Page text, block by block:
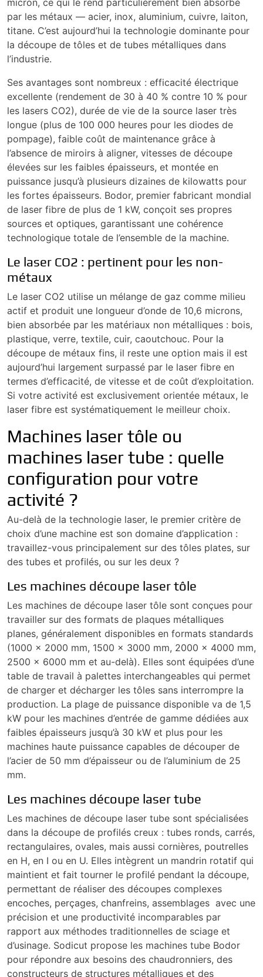
micron, ce qui le rend particulièrement bien absorbé
par les métaux — acier, inox, aluminium, cuivre, laiton,
titane. C’est aujourd’hui la technologie dominante pour
la découpe de tôles et de tubes métalliques dans
l’industrie.
Ses avantages sont nombreux : efficacité électrique
excellente (rendement de 30 à 40 % contre 10 % pour
les lasers CO2), durée de vie de la source laser très
longue (plus de 100 000 heures pour les diodes de
pompage), faible coût de maintenance grâce à
l’absence de miroirs à aligner, vitesses de découpe
élevées sur les faibles épaisseurs, et montée en
puissance jusqu’à plusieurs dizaines de kilowatts pour
les fortes épaisseurs. Bodor, premier fabricant mondial
de laser fibre de plus de 1 kW, conçoit ses propres
sources et optiques, garantissant une cohérence
technologique totale de l’ensemble de la machine.
Le laser CO2 : pertinent pour les non-
métaux
Le laser CO2 utilise un mélange de gaz comme milieu
actif et produit une longueur d’onde de 10,6 microns,
bien absorbée par les matériaux non métalliques : bois,
plastique, verre, textile, cuir, caoutchouc. Pour la
découpe de métaux fins, il reste une option mais il est
aujourd’hui largement surpassé par le laser fibre en
termes d’efficacité, de vitesse et de coût d’exploitation.
Si votre activité est exclusivement orientée métaux, le
laser fibre est systématiquement le meilleur choix.
Machines laser tôle ou
machines laser tube : quelle
configuration pour votre
activité ?
Au-delà de la technologie laser, le premier critère de
choix d’une machine est son domaine d’application :
travaillez-vous principalement sur des tôles plates, sur
des tubes et profilés, ou sur les deux ?
Les machines découpe laser tôle
Les machines de découpe laser tôle sont conçues pour
travailler sur des formats de plaques métalliques
planes, généralement disponibles en formats standards
(1000 x 2000 mm, 1500 x 3000 mm, 2000 x 4000 mm,
2500 x 6000 mm et au-delà). Elles sont équipées d’une
table de travail à palettes interchangeables qui permet
de charger et décharger les tôles sans interrompre la
production. La plage de puissance disponible va de 1,5
kW pour les machines d’entrée de gamme dédiées aux
faibles épaisseurs jusqu’à 30 kW et plus pour les
machines haute puissance capables de découper de
l’acier de 50 mm d’épaisseur ou de l’aluminium de 25
mm.
Les machines découpe laser tube
Les machines de découpe laser tube sont spécialisées
dans la découpe de profilés creux : tubes ronds, carrés,
rectangulaires, ovales, mais aussi cornières, poutrelles
en H, en I ou en U. Elles intègrent un mandrin rotatif qui
maintient et fait tourner le profilé pendant la découpe,
permettant de réaliser des découpes complexes
encoches, perçages, chanfreins, assemblages avec une
précision et une productivité incomparables par
rapport aux méthodes traditionnelles de sciage et
d’usinage. Sodicut propose les machines tube Bodor
pour répondre aux besoins des chaudronniers, des
constructeurs de structures métalliques et des